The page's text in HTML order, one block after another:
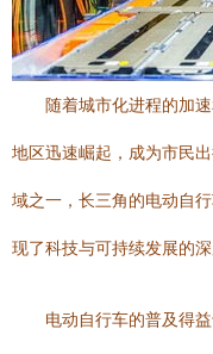
随着城市化进程的加
地区迅速崛起，成为市民
域之一，长三角的电动自
现了科技与可持续发展的深
电动自行车的普及得